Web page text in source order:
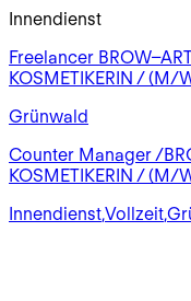
Innendienst
Freelancer
KOSMETIKERIN / (M/
Grünwald
Counter Manager /
KOSMETIKERIN / (M/
Innendienst,Vollzeit,